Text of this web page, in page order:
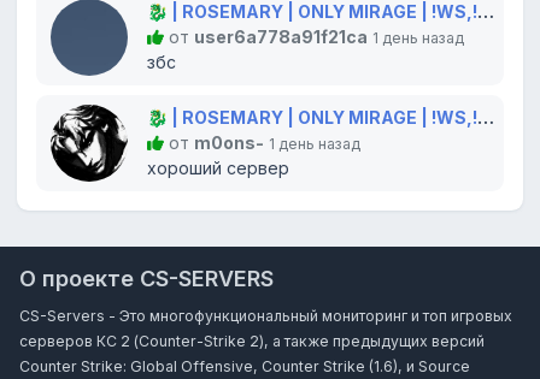
🐉 | ROSEMARY | ONLY MIRAGE | !WS,!GLOVES,!KNIFE 💫
от user6a778a91f21ca 1 день назад
збс
🐉 | ROSEMARY | ONLY MIRAGE | !WS,!GLOVES,!KNIFE 💫
от m0ons- 1 день назад
хороший сервер
О проекте CS-SERVERS
CS-Servers - Это многофункциональный мониторинг и топ игровых
серверов КС 2 (Counter-Strike 2), а также предыдущих версий
Counter Strike: Global Offensive, Counter Strike (1.6), и Source